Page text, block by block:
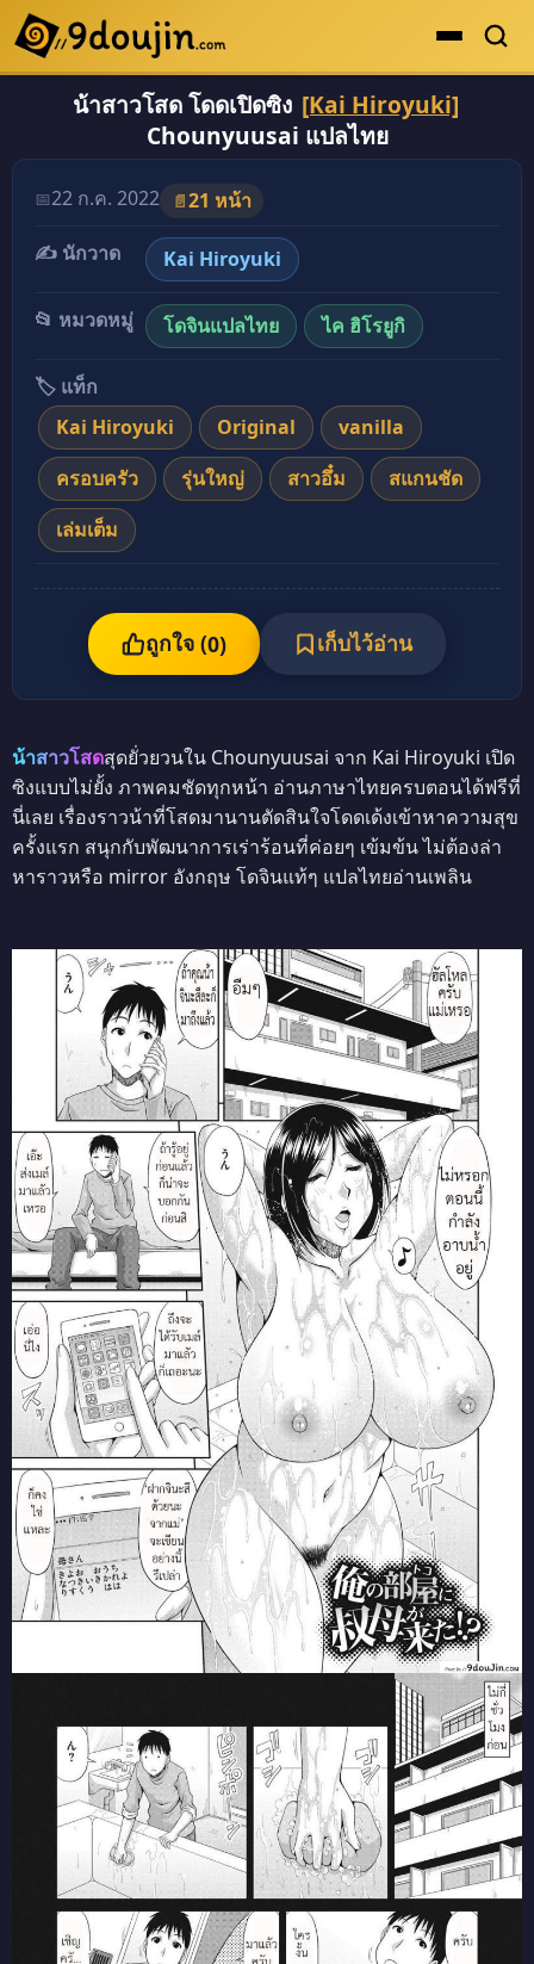
ดูเยอะสุด
คะแนนเยอะสุด
โดจินรูปสี
ระดับตำนาน
ยอดนิยม
เรื่องที่เก็บไว้
น้าสาวโสด โดดเปิดซิง [Kai Hiroyuki]
Chounyuusai แปลไทย
📅22 ก.ค. 2022 📄21 หน้า
✍️ นักวาด
Kai Hiroyuki
📂 หมวดหมู่ โดจินแปลไทย ไค ฮิโรยูกิ
🏷️ แท็ก
Kai Hiroyuki
Original
vanilla
ครอบครัว
รุ่นใหญ่ สาวอึ๋ม
สแกนชัด
เล่มเต็ม
ถูกใจ (0) เก็บไว้อ่าน
น้าสาวโสดสุดยั่วยวนใน Chounyuusai จาก Kai Hiroyuki เปิด
ซิงแบบไม่ยั้ง ภาพคมชัดทุกหน้า อ่านภาษาไทยครบตอนได้ฟรีที่
นี่เลย เรื่องราวน้าที่โสดมานานตัดสินใจโดดเด้งเข้าหาความสุข
ครั้งแรก สนุกกับพัฒนาการเร่าร้อนที่ค่อยๆ เข้มข้น ไม่ต้องล่า
หาราวหรือ mirror อังกฤษ โดจินแท้ๆ แปลไทยอ่านเพลิน